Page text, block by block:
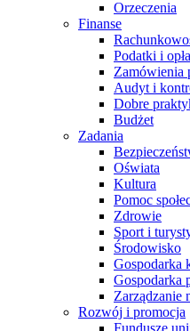
Orzeczenia
Finanse
Podatki i
Zamówienia
Audyt i
Dobre
Budżet
Zadania
Oświata
Kultura
Pomoc
Zdrowie
Sport i
Środowisko
Gospodarka
Gospodarka
Zarządzanie
Rozwój i promocja
Fundusze